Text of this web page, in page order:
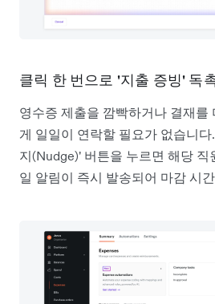
클릭 한 번으로 '지출 증빙' 독
영수증 제출을 깜빡하거나 결재를
게 일일이 연락할 필요가 없습니
지(Nudge)' 버튼을 누르면 해당
일 알림이 즉시 발송되어 마감 시